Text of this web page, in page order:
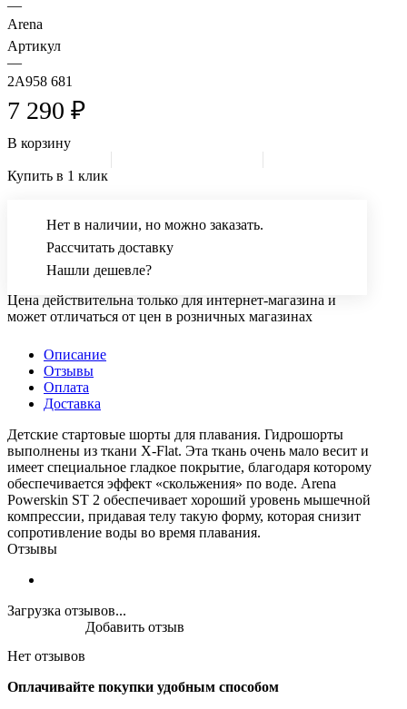
—
Arena
Артикул
—
2A958 681
7 290 ₽
В корзину
Купить в 1 клик
Нет в наличии, но можно заказать.
Рассчитать доставку
Нашли дешевле?
Цена действительна только для интернет-магазина и
может отличаться от цен в розничных магазинах
Описание
Отзывы
Оплата
Доставка
Детские стартовые шорты для плавания. Гидрошорты
выполнены из ткани X-Flat. Эта ткань очень мало весит и
имеет специальное гладкое покрытие, благодаря которому
обеспечивается эффект «скольжения» по воде. Arena
Powerskin ST 2 обеспечивает хороший уровень мышечной
компрессии, придавая телу такую форму, которая снизит
сопротивление воды во время плавания.
Отзывы
Загрузка отзывов...
Нет отзывов
Добавить отзыв
Оплачивайте покупки удобным способом